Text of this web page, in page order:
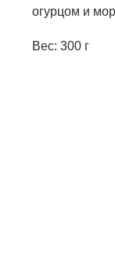
огурцом и
Вес: 300 г